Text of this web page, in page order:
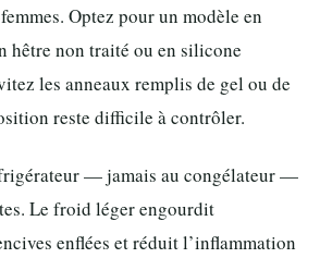
Optez pour un modèle en
hêtre non traité ou en silicone
les anneaux remplis de gel ou de
reste difficile à contrôler.
— jamais au congélateur —
Le froid léger engourdit
enflées et réduit l’inflammation